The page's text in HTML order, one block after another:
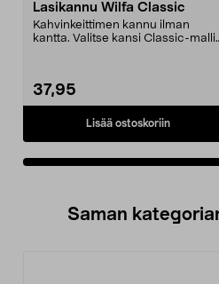
Lasikannu Wilfa Classic
Kahvinkeittimen kannu ilman
kantta. Valitse kansi Classic-
37,95
Lisää ostoskoriin
Saman